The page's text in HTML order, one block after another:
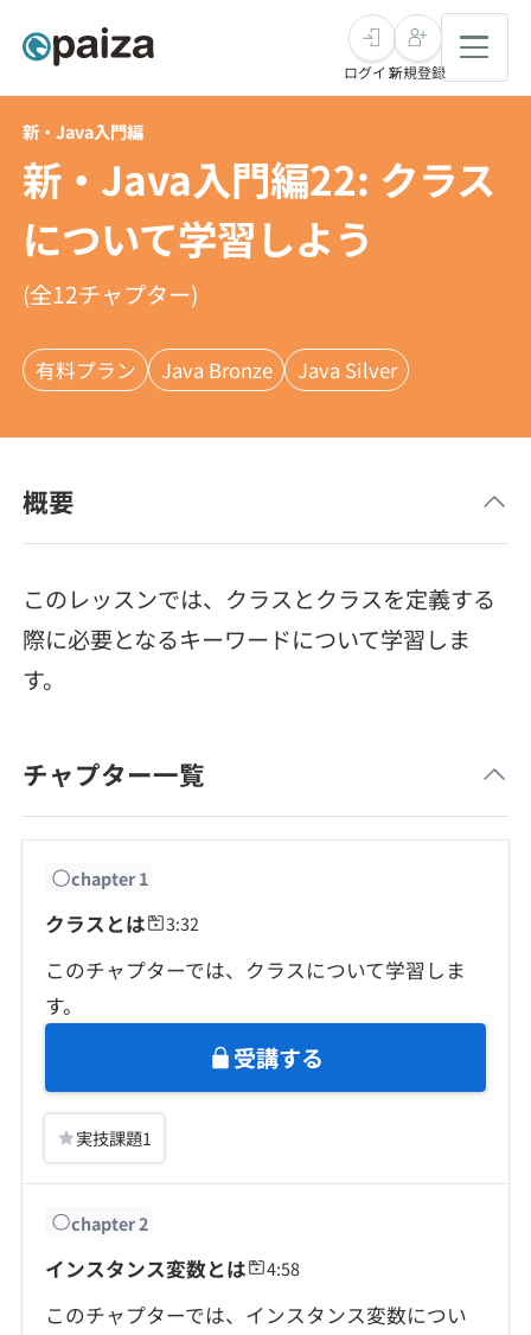
インタビュー
転職成功ガイド
求人検索
インタビュー
新卒就活
求人検索
イベント・セミナー
就活成功ガイド
学習
問題集
ナレッジ
リファレンス
プラン
法人向けプラン
学校向けプラン
SQL
再チャレンジ結果一覧
メディア
Tech Team Journal
paiza times
paizaとは？
ログイン新規登録
新・Java入門編
新・Java入門編22: クラス
について学習しよう
(全12チャプター)
有料プラン Java Bronze Java Silver
概要
このレッスンでは、クラスとクラスを定義する
際に必要となるキーワードについて学習しま
す。
チャプター一覧
chapter1
クラスとは 3:32
このチャプターでは、クラスについて学習しま
す。
受講する
実技課題1
chapter2
インスタンス変数とは 4:58
このチャプターでは、インスタンス変数につい